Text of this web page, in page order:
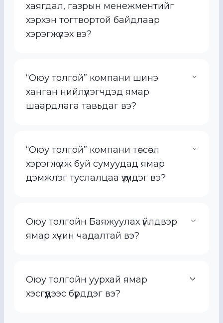
хаягдал, газрын менежментийг
хэрхэн тогтвортой байдлаар
хэрэгжүүлэх вэ?
“Оюу толгой” компани шинэ
ханган нийлүүлэгчдэд ямар
шаардлага тавьдаг вэ?
“Оюу толгой” компани төсөл
хэрэгжүүлж буй сумуудад ямар
дэмжлэг туслалцаа үзүүлдэг вэ?
Оюу толгойн Баяжуулах үйлдвэр
ямар хүчин чадалтай вэ?
Оюу толгойн уурхай ямар
хэсгүүдээс бүрддэг вэ?